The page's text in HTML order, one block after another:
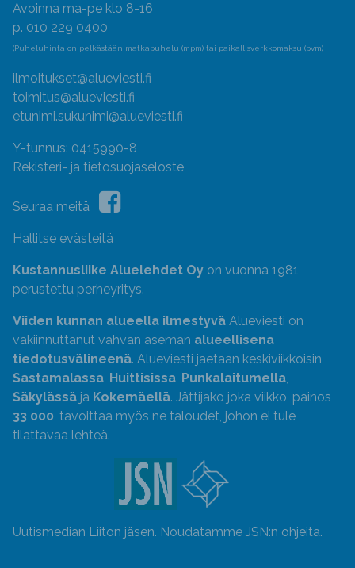
Avoinna ma-pe klo 8-16
p. 010 229 0400
(Puheluhinta on pelkästään matkapuhelu (mpm) tai paikallisverkkomaksu (pvm)
ilmoitukset@alueviesti.fi
toimitus@alueviesti.fi
etunimi.sukunimi@alueviesti.fi
Y-tunnus: 0415990-8
Rekisteri- ja tietosuojaseloste
Seuraa meitä
Hallitse evästeitä
Kustannusliike Aluelehdet Oy on vuonna 1981
perustettu perheyritys.
Viiden kunnan alueella ilmestyvä Alueviesti on
vakiinnuttanut vahvan aseman alueellisena
tiedotusvälineenä. Alueviesti jaetaan keskiviikkoisin
Sastamalassa, Huittisissa, Punkalaitumella,
Säkylässä ja Kokemäellä. Jättijako joka viikko, painos
33 000, tavoittaa myös ne taloudet, johon ei tule
tilattavaa lehteä.
Uutismedian Liiton jäsen. Noudatamme JSN:n ohjeita.